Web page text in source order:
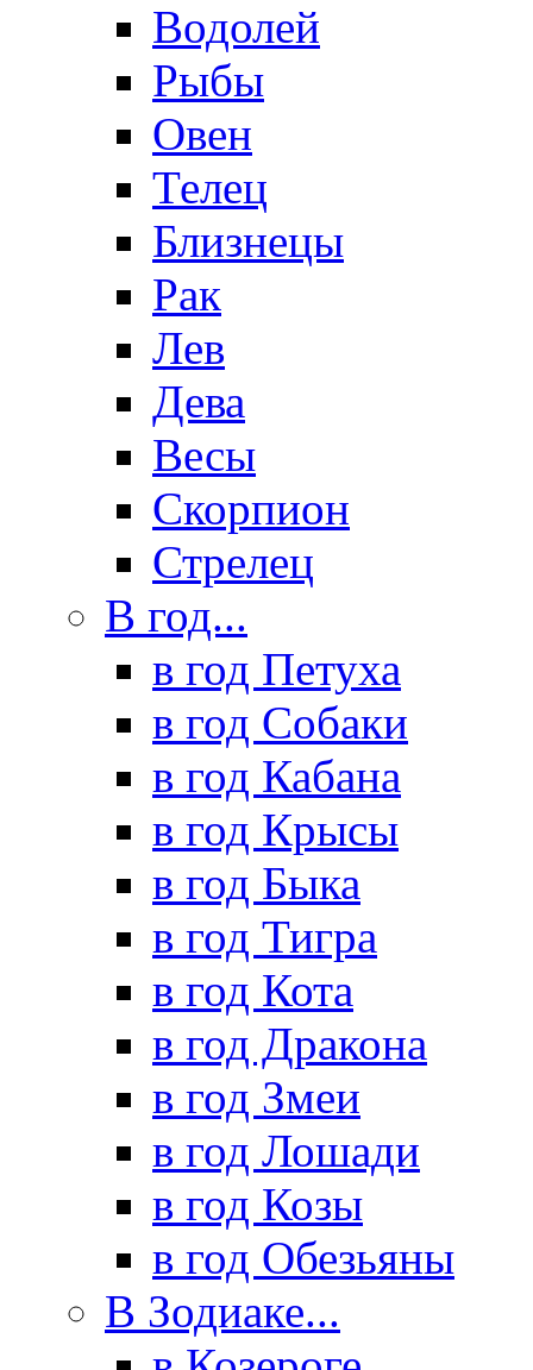
Водолей
Рыбы
Овен
Телец
Близнецы
Рак
Лев
Дева
Весы
Скорпион
Стрелец
В год...
в год Петуха
в год Собаки
в год Кабана
в год Крысы
в год Быка
в год Тигра
в год Кота
в год Дракона
в год Змеи
в год Лошади
в год Козы
в год Обезьяны
В Зодиаке...